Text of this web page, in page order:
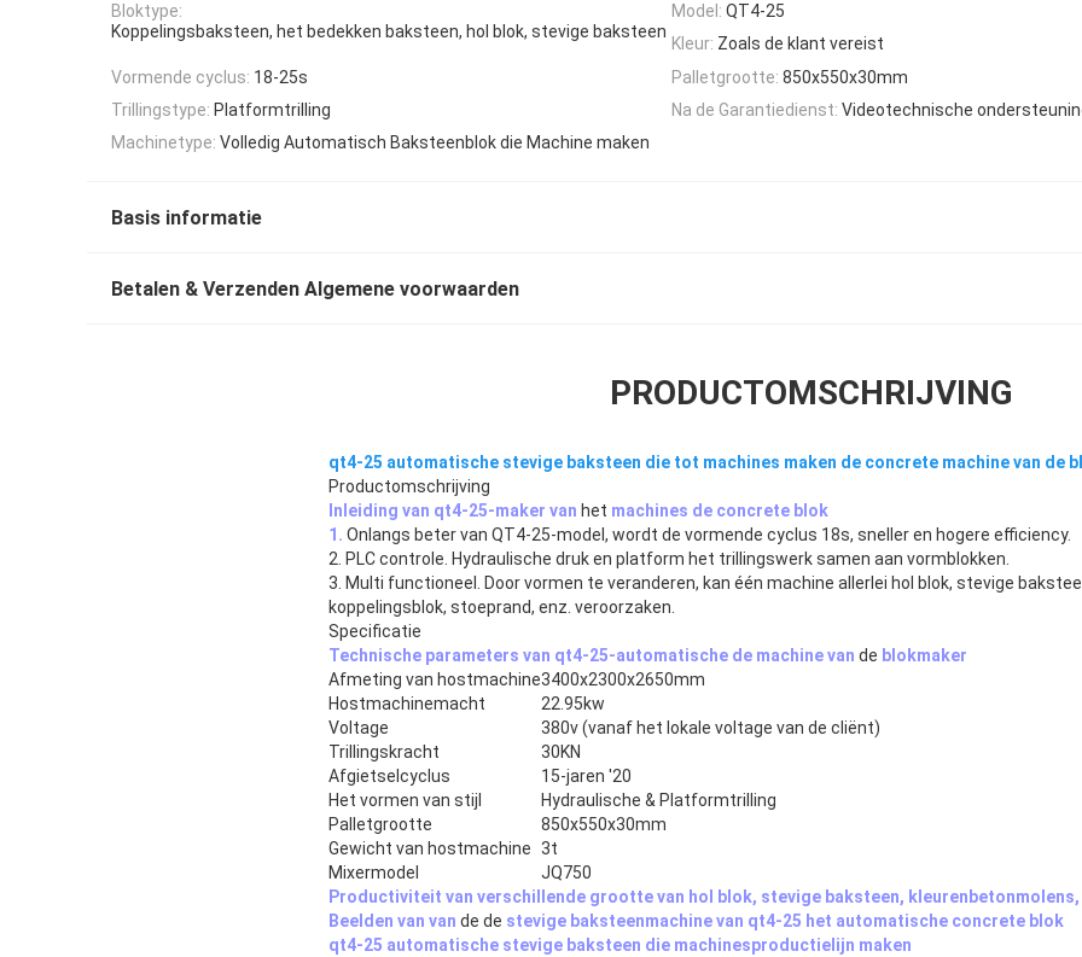
Bloktype:
Koppelingsbaksteen, het bedekken baksteen, hol blok, stevige baksteen
Model: QT4-25
Kleur: Zoals de klant vereist
Vormende cyclus: 18-25s Palletgrootte: 850x550x30mm
Trillingstype: Platformtrilling Na de Garantiedienst: Videotechnische
Machinetype: Volledig Automatisch Baksteenblok die Machine maken
Basis informatie
Betalen & Verzenden Algemene voorwaarden
PRODUCTOMSCHRIJVING
qt4-25 automatische stevige baksteen die tot machines maken de concrete machine van de
Productomschrijving
Inleiding van qt4-25-maker van het machines de concrete blok
1. Onlangs beter van QT4-25-model, wordt de vormende cyclus 18s, sneller en hogere efficiency.
2. PLC controle. Hydraulische druk en platform het trillingswerk samen aan vormblokken.
3. Multi functioneel. Door vormen te veranderen, kan één machine allerlei hol blok, stevige
koppelingsblok, stoeprand, enz. veroorzaken.
Specificatie
Technische parameters van qt4-25-automatische de machine van de blokmaker
Afmeting van hostmachine3400x2300x2650mm
Hostmachinemacht
22.95kw
Voltage
380v (vanaf het lokale voltage van de cliënt)
Trillingskracht
30KN
Afgietselcyclus
15-jaren '20
Het vormen van stijl
Hydraulische & Platformtrilling
Palletgrootte
850x550x30mm
Gewicht van hostmachine 3t
Mixermodel
JQ750
Productiviteit van verschillende grootte van hol blok, stevige baksteen, kleurenbetonmolens,
Beelden van van de de stevige baksteenmachine van qt4-25 het automatische concrete blok
qt4-25 automatische stevige baksteen die machinesproductielijn maken